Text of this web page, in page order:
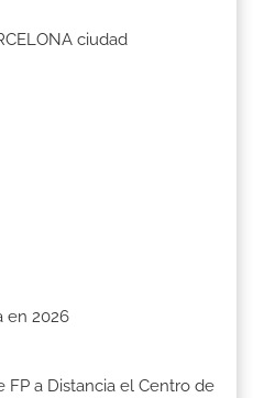
ciudad
en 2026
FP a Distancia el Centro de